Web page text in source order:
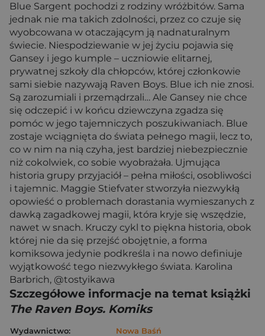
Blue Sargent pochodzi z rodziny wróżbitów. Sama
jednak nie ma takich zdolności, przez co czuje się
wyobcowana w otaczającym ją nadnaturalnym
świecie. Niespodziewanie w jej życiu pojawia się
Gansey i jego kumple – uczniowie elitarnej,
prywatnej szkoły dla chłopców, której członkowie
sami siebie nazywają Raven Boys. Blue ich nie znosi.
Są zarozumiali i przemądrzali… Ale Gansey nie chce
się odczepić i w końcu dziewczyna zgadza się
pomóc w jego tajemniczych poszukiwaniach. Blue
zostaje wciągnięta do świata pełnego magii, lecz to,
co w nim na nią czyha, jest bardziej niebezpiecznie
niż cokolwiek, co sobie wyobrażała. Ujmująca
historia grupy przyjaciół – pełna miłości, osobliwości
i tajemnic. Maggie Stiefvater stworzyła niezwykłą
opowieść o problemach dorastania wymieszanych z
dawką zagadkowej magii, która kryje się wszędzie,
nawet w snach. Kruczy cykl to piękna historia, obok
której nie da się przejść obojętnie, a forma
komiksowa jedynie podkreśla i na nowo definiuje
wyjątkowość tego niezwykłego świata. Karolina
Barbrich, @tostyikawa
Szczegółowe informacje na temat książki
The Raven Boys. Komiks
Wydawnictwo:
Nowa Baśń